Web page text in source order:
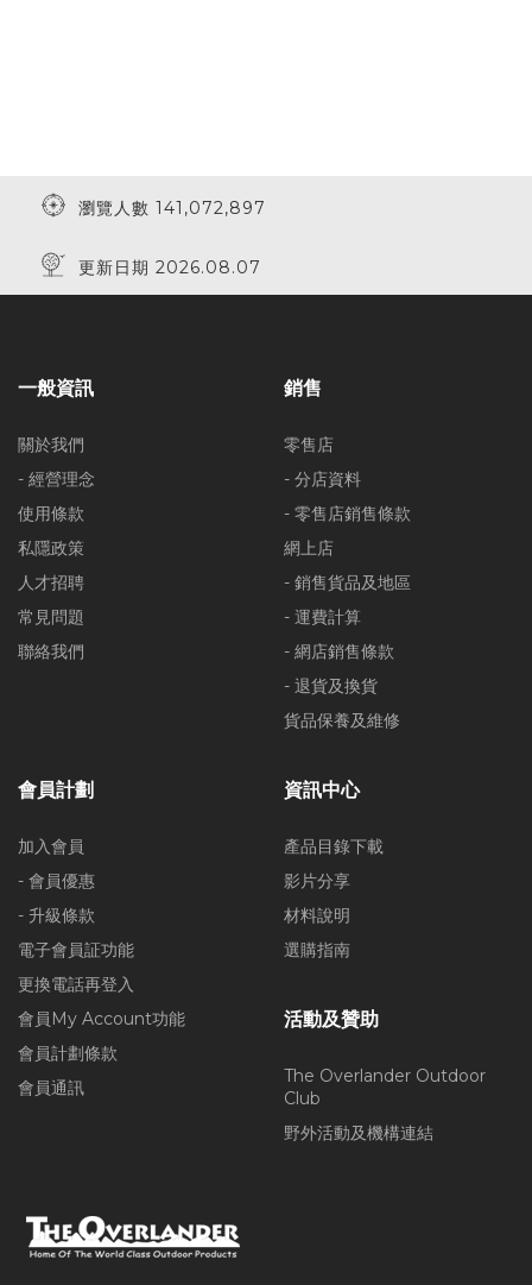
瀏覽人數 141,072,897
更新日期 2026.08.07
一般資訊
關於我們
- 經營理念
使用條款
私隱政策
人才招聘
常見問題
聯絡我們
銷售
零售店
- 分店資料
- 零售店銷售條款
網上店
- 銷售貨品及地區
- 運費計算
- 網店銷售條款
- 退貨及換貨
貨品保養及維修
會員計劃
加入會員
- 會員優惠
- 升級條款
電子會員証功能
更換電話再登入
會員My Account功能
會員計劃條款
會員通訊
資訊中心
產品目錄下載
影片分享
材料說明
選購指南
活動及贊助
The Overlander Outdoor
Club
野外活動及機構連結